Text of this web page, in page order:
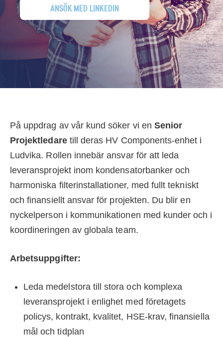
På uppdrag av vår kund söker vi en Senior
Projektledaretill deras HV Components-enhet i
Ludvika. Rollen innebär ansvar för att leda
leveransprojekt inom kondensatorbanker och
harmoniska filterinstallationer, med fullt tekniskt
och finansiellt ansvar för projekten. Du blir en
nyckelperson i kommunikationen med kunder och i
koordineringen av globala team.
Arbetsuppgifter:
Leda medelstora till stora och komplexa
leveransprojekt i enlighet med företagets
policys, kontrakt, kvalitet, HSE-krav, finansiella
mål och tidplan
ANSÖK MED LINKEDIN